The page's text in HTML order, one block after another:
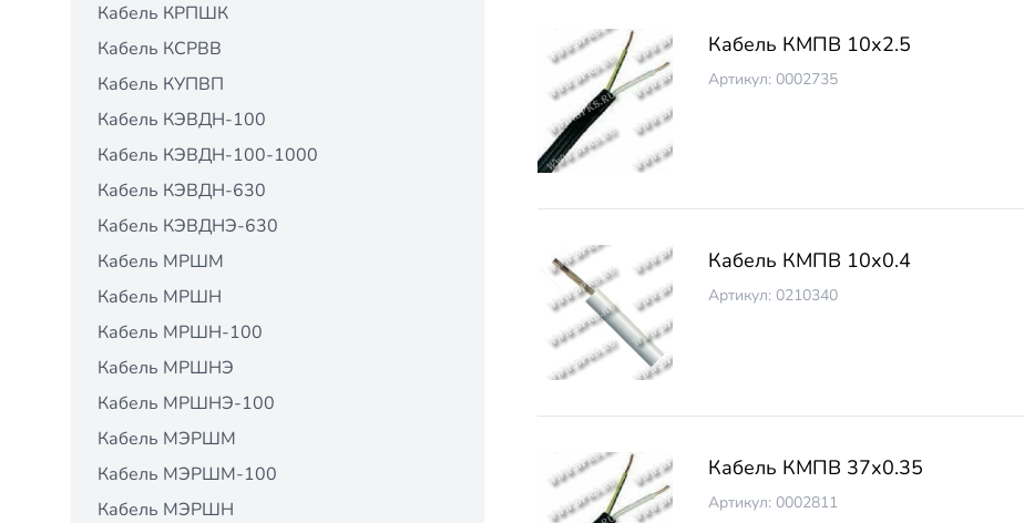
Кабель КРПШК
Кабель КСРВВ
Кабель КУПВП
Кабель КЭВДН-100
Кабель КЭВДН-100-1000
Кабель КЭВДН-630
Кабель КЭВДНЭ-630
Кабель МРШМ
Кабель МРШН
Кабель МРШН-100
Кабель МРШНЭ
Кабель МРШНЭ-100
Кабель МЭРШМ
Кабель МЭРШМ-100
Кабель МЭРШН
Кабель КМПВ 10х2.5
Артикул: 0002735
Кабель КМПВ 10х0.4
Артикул: 0210340
Кабель КМПВ 37х0.35
Артикул: 0002811